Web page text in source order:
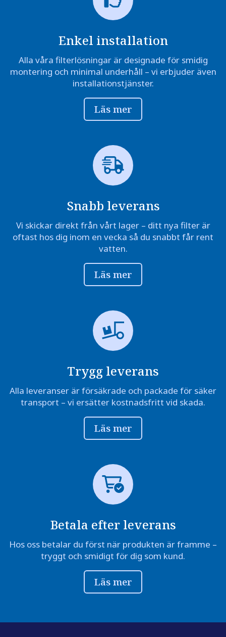
Enkel installation
Alla våra filterlösningar är designade för smidig
montering och minimal underhåll – vi erbjuder även
installationstjänster.
Läs mer
Snabb leverans
Vi skickar direkt från vårt lager – ditt nya filter är
oftast hos dig inom en vecka så du snabbt får rent
vatten.
Läs mer
Trygg leverans
Alla leveranser är försäkrade och packade för säker
transport – vi ersätter kostnadsfritt vid skada.
Läs mer
Betala efter leverans
Hos oss betalar du först när produkten är framme –
tryggt och smidigt för dig som kund.
Läs mer